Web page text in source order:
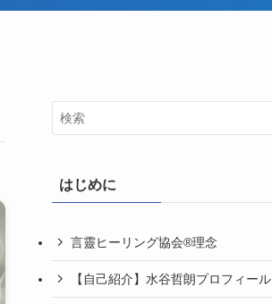
はじめに
言靈ヒーリング協会®理念
【自己紹介】水谷哲朗プロフィール